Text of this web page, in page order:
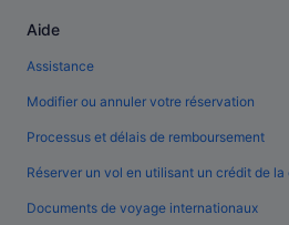
Aide
Assistance
Modifier ou annuler votre réservation
Processus et délais de remboursement
Réserver un vol en utilisant un crédit de
Documents de voyage internationaux